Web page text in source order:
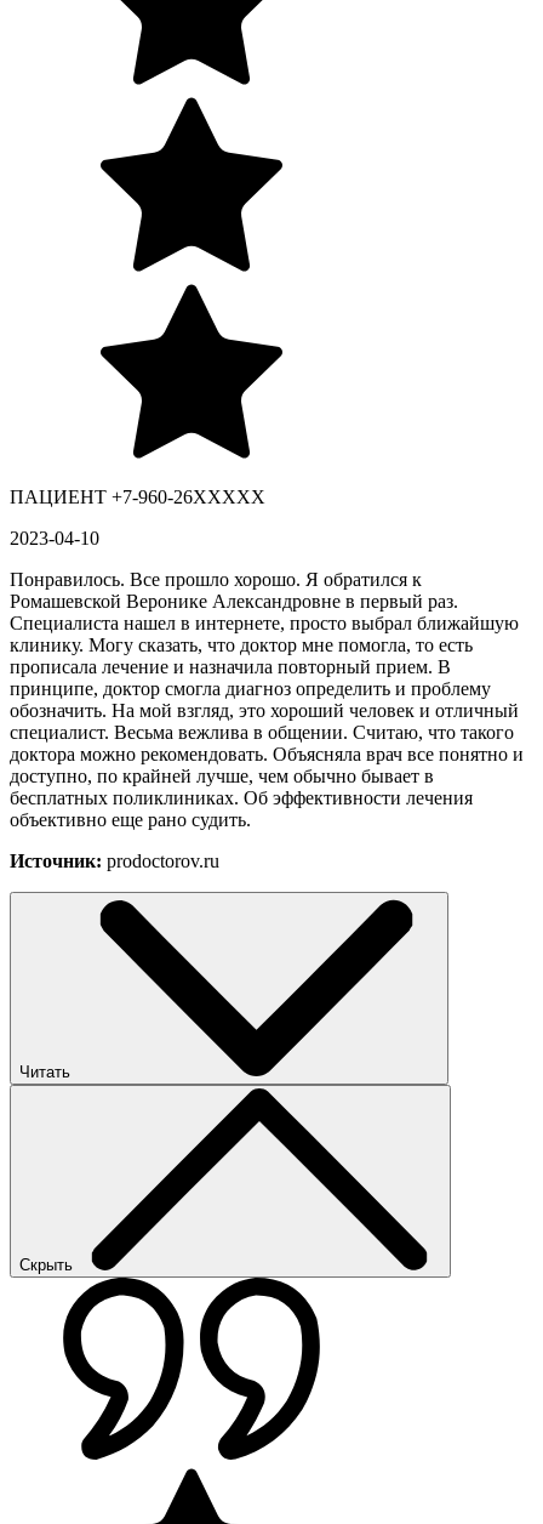
ПАЦИЕНТ +7-960-26XXXXX
2023-04-10
Понравилось. Все прошло хорошо. Я обратился к
Ромашевской Веронике Александровне в первый раз.
Специалиста нашел в интернете, просто выбрал ближайшую
клинику. Могу сказать, что доктор мне помогла, то есть
прописала лечение и назначила повторный прием. В
принципе, доктор смогла диагноз определить и проблему
обозначить. На мой взгляд, это хороший человек и отличный
специалист. Весьма вежлива в общении. Считаю, что такого
доктора можно рекомендовать. Объясняла врач все понятно и
доступно, по крайней лучше, чем обычно бывает в
бесплатных поликлиниках. Об эффективности лечения
объективно еще рано судить.
Источник: prodoctorov.ru
Читать
Скрыть